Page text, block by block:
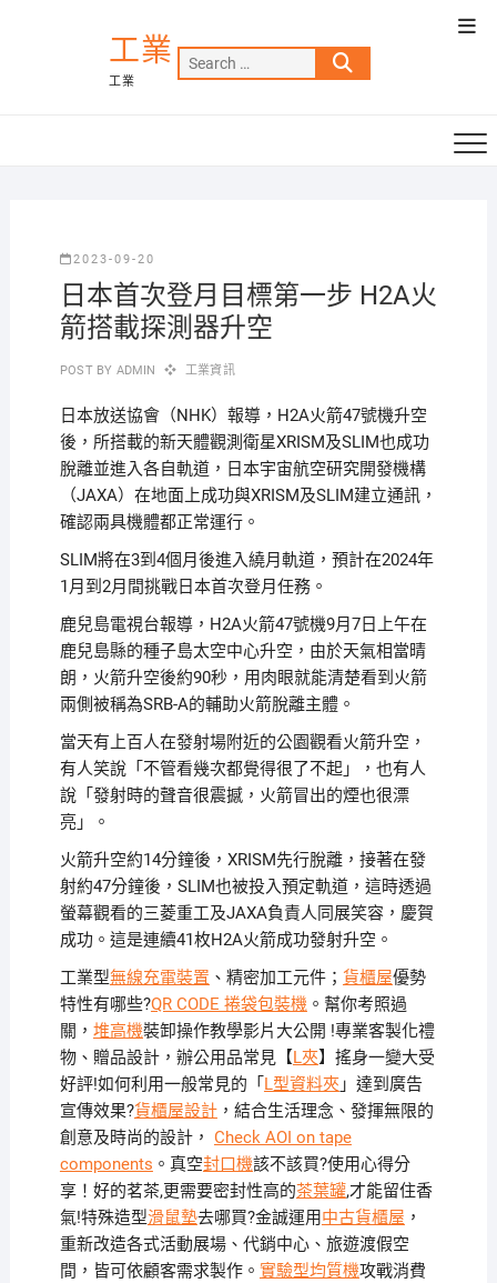
工業
工業
Search
…
2023-09-20
日本首次登月目標第一步 H2A火
箭搭載探測器升空
POST BY ADMIN 工業資訊
日本放送協會（NHK）報導，H2A火箭47號機升空
後，所搭載的新天體觀測衛星XRISM及SLIM也成功
脫離並進入各自軌道，日本宇宙航空研究開發機構
（JAXA）在地面上成功與XRISM及SLIM建立通訊，
確認兩具機體都正常運行。
SLIM將在3到4個月後進入繞月軌道，預計在2024年
1月到2月間挑戰日本首次登月任務。
鹿兒島電視台報導，H2A火箭47號機9月7日上午在
鹿兒島縣的種子島太空中心升空，由於天氣相當晴
朗，火箭升空後約90秒，用肉眼就能清楚看到火箭
兩側被稱為SRB-A的輔助火箭脫離主體。
當天有上百人在發射場附近的公園觀看火箭升空，
有人笑說「不管看幾次都覺得很了不起」，也有人
說「發射時的聲音很震撼，火箭冒出的煙也很漂
亮」。
火箭升空約14分鐘後，XRISM先行脫離，接著在發
射約47分鐘後，SLIM也被投入預定軌道，這時透過
螢幕觀看的三菱重工及JAXA負責人同展笑容，慶賀
成功。這是連續41枚H2A火箭成功發射升空。
工業型無線充電裝置 、精密加工元件； 貨櫃屋優勢
特性有哪些?QR CODE 捲袋包裝機。幫你考照過
關， 堆高機裝卸操作教學影片大公開 !專業客製化禮
物、贈品設計，辦公用品常見【L夾】搖身一變大受
好評!如何利用一般常見的「 L型資料夾」達到廣告
宣傳效果?貨櫃屋設計，結合生活理念、發揮無限的
創意及時尚的設計， Check AOI on tape
components 。真空封口機該不該買?使用心得分
享！好的茗茶,更需要密封性高的茶葉罐,才能留住香
氣!特殊造型滑鼠墊去哪買?金誠運用中古貨櫃屋 ，
重新改造各式活動展場、代銷中心、旅遊渡假空
間，皆可依顧客需求製作。 實驗型均質機攻戰消費